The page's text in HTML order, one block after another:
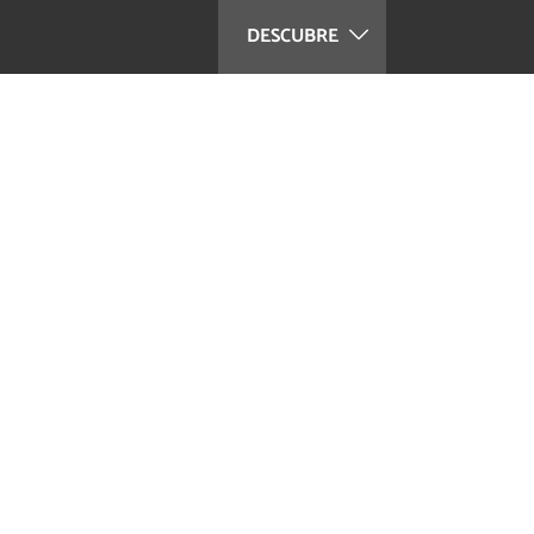
DESCUBRE